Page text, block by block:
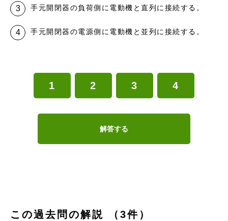
手元開閉器の負荷側に電動機と直列に接続する。
手元開閉器の電源側に電動機と並列に接続する。
1 2 3 4
解答する
この過去問の解説 （3件）